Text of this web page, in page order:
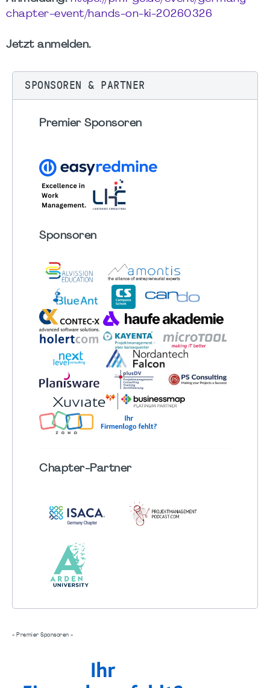
chapter-event/hands-on-ki-20260326
Jetzt anmelden.
SPONSOREN & PARTNER
Premier Sponsoren
Sponsoren
Chapter-Partner
- Premier Sponsoren -